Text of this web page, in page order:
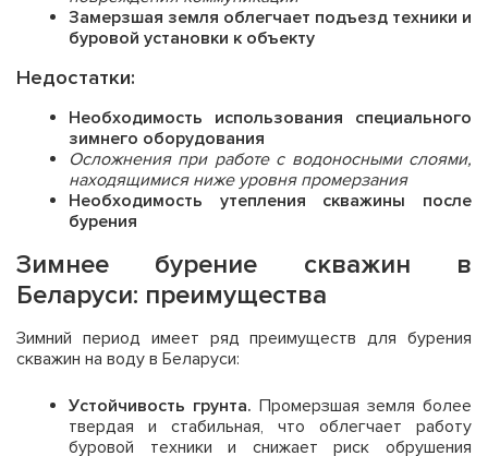
Замерзшая земля облегчает подъезд техники и
буровой установки к объекту
Недостатки:
Необходимость использования специального
зимнего оборудования
Осложнения при работе с водоносными слоями,
находящимися ниже уровня промерзания
Необходимость утепления скважины после
бурения
Зимнее бурение скважин в
Беларуси: преимущества
Зимний период имеет ряд преимуществ для бурения
скважин на воду в Беларуси:
Устойчивость грунта. Промерзшая земля более
твердая и стабильная, что облегчает работу
буровой техники и снижает риск обрушения